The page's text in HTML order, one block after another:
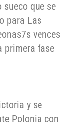
sueco que se
para Las
vences
primera fase
y se
Polonia con